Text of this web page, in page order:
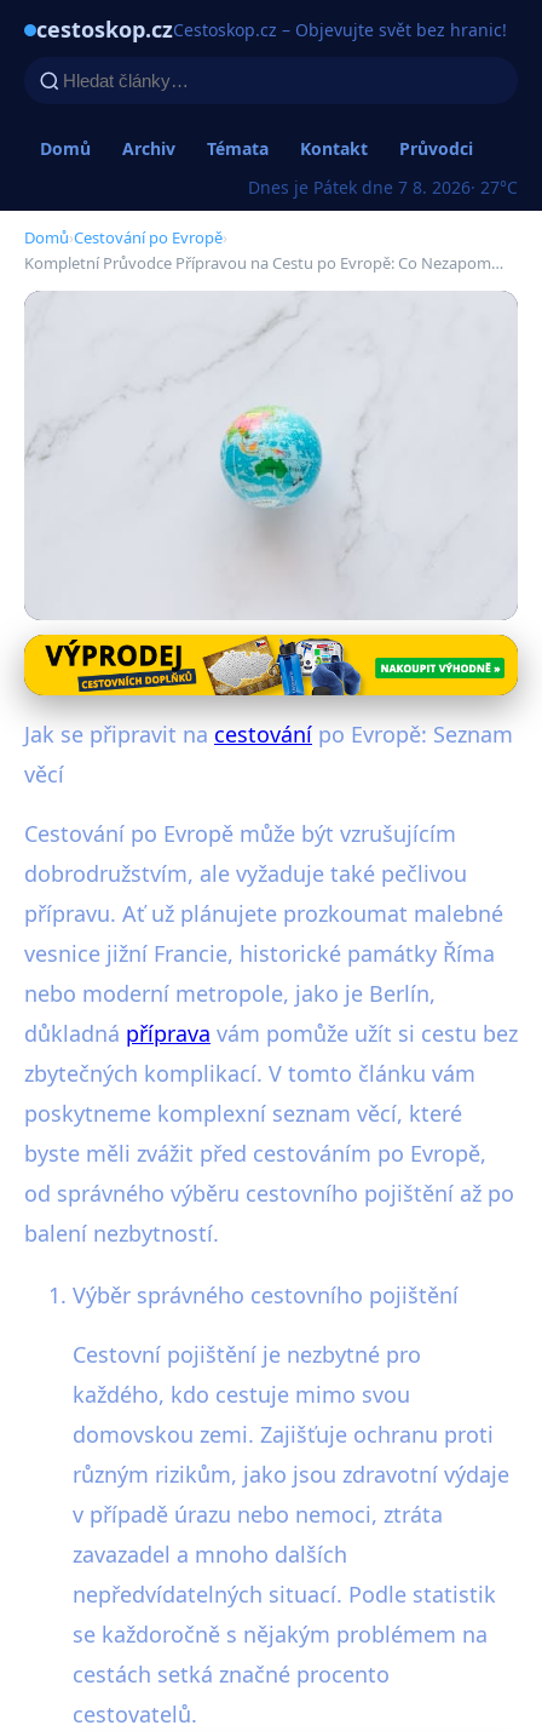
cestoskop.czCestoskop.cz – Objevujte svět bez hranic!
Domů Archiv Témata Kontakt
Průvodci
Dnes je Pátek dne 7 8. 2026· 27°C
Domů›Cestování po Evropě›
Kompletní Průvodce Přípravou na Cestu po Evropě: Co Nezapom…
Cestování po Evropě
Kompletní Průvodce Přípravou na
Cestu po Evropě: Co
Jak se připravit na cestování po Evropě: Seznam
věcí
Cestování po Evropě může být vzrušujícím
dobrodružstvím, ale vyžaduje také pečlivou
přípravu. Ať už plánujete prozkoumat malebné
vesnice jižní Francie, historické památky Říma
nebo moderní metropole, jako je Berlín,
důkladná příprava vám pomůže užít si cestu bez
zbytečných komplikací. V tomto článku vám
poskytneme komplexní seznam věcí, které
byste měli zvážit před cestováním po Evropě,
od správného výběru cestovního pojištění až po
balení nezbytností.
Výběr správného cestovního pojištění
Cestovní pojištění je nezbytné pro
každého, kdo cestuje mimo svou
domovskou zemi. Zajišťuje ochranu proti
různým rizikům, jako jsou zdravotní výdaje
v případě úrazu nebo nemoci, ztráta
zavazadel a mnoho dalších
nepředvídatelných situací. Podle statistik
se každoročně s nějakým problémem na
cestách setká značné procento
cestovatelů.